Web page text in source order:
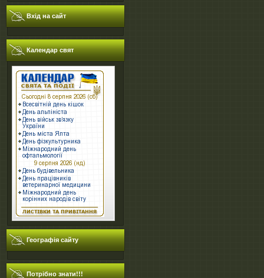
Вхід на сайт
Календар свят
Географія сайту
Потрібно знати!!!